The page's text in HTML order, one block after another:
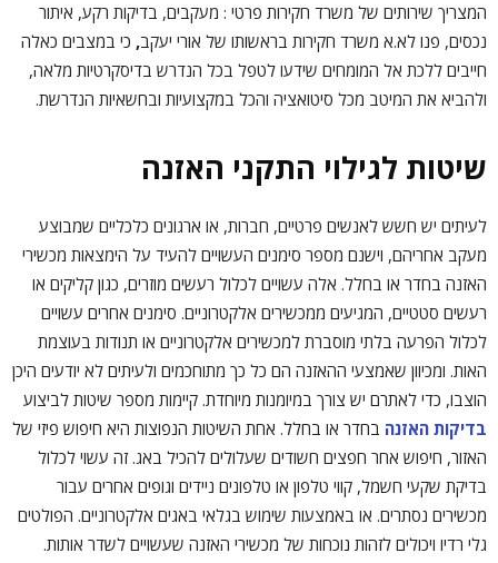
המצריך שירותים של משרד חקירות פרטי : מעקבים, בדיקות רקע, איתור
נכסים, פנו לא.א משרד חקירות בראשותו של אורי יעקב, כי במצבים כאלה
חייבים ללכת אל המומחים שידעו לטפל בכל הנדרש בדיסקרטיות מלאה,
ולהביא את המיטב מכל סיטואציה והכל במקצועיות ובחשאיות הנדרשת.
שיטות לגילוי התקני האזנה
לעיתים יש חשש לאנשים פרטיים, חברות, או ארגונים כלכליים שמבוצע
מעקב אחריהם, וישנם מספר סימנים העשויים להעיד על הימצאות מכשירי
האזנה בחדר או בחלל. אלה עשויים לכלול רעשים מוזרים, כגון קליקים או
רעשים סטטיים, המגיעים ממכשירים אלקטרוניים. סימנים אחרים עשויים
לכלול הפרעה בלתי מוסברת למכשירים אלקטרוניים או תנודות בעוצמת
האות. ומכיוון שאמצעי ההאזנה הם כל כך מתוחכמים ולעיתים לא יודעים היכן
הוצבו, כדי לאתרם יש צורך במיומנות מיוחדת. קיימות מספר שיטות לביצוע
בדיקות האזנה בחדר או בחלל. אחת השיטות הנפוצות היא חיפוש פיזי של
האזור, חיפוש אחר חפצים חשודים שעלולים להכיל באג. זה עשוי לכלול
בדיקת שקעי חשמל, קווי טלפון או טלפונים ניידים וגופים אחרים עבור
מכשירים נסתרים. או באמצעות שימוש בגלאי באגים אלקטרוניים. הפולטים
גלי רדיו ויכולים לזהות נוכחות של מכשירי האזנה שעשויים לשדר אותות.